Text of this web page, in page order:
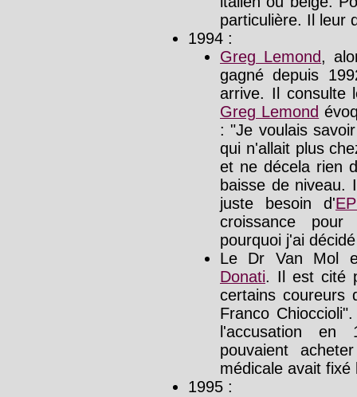
particulière. Il leur
1994 :
Greg Lemond,
gagné depuis
arrive. Il consulte
Greg Lemond
: "Je voulais
qui n'allait plus
et ne décela rien
baisse de niveau.
juste besoin d'
croissance
pourquoi j'ai
Le Dr Van Mol
Donati. Il est cité
certains coureurs
Franco Chioccioli".
l'accusation en
pouvaient
médicale avait
1995 :